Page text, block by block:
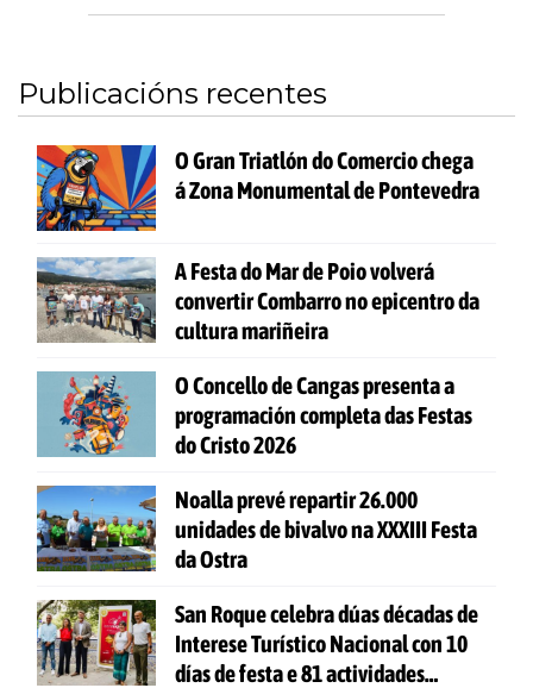
Publicacións recentes
O Gran Triatlón do Comercio chega
á Zona Monumental de Pontevedra
A Festa do Mar de Poio volverá
convertir Combarro no epicentro da
cultura mariñeira
O Concello de Cangas presenta a
programación completa das Festas
do Cristo 2026
Noalla prevé repartir 26.000
unidades de bivalvo na XXXIII Festa
da Ostra
San Roque celebra dúas décadas de
Interese Turístico Nacional con 10
días de festa e 81 actividades